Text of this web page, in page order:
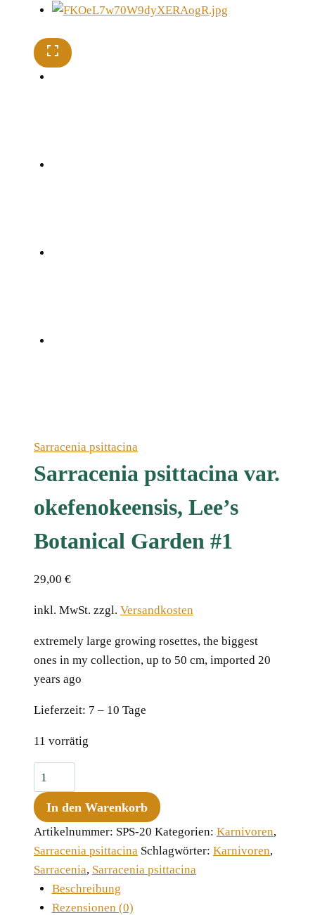
Sarracenia psittacina
Sarracenia psittacina var.
okefenokeensis, Lee’s
Botanical Garden #1
29,00 €
inkl. MwSt. zzgl. Versandkosten
extremely large growing rosettes, the biggest
ones in my collection, up to 50 cm, imported 20
years ago
Lieferzeit: 7 – 10 Tage
11 vorrätig
Sarracenia
psittacina
var.
okefenokeensis,
Lee's
Botanical
Garden
#1
In den Warenkorb
Artikelnummer: SPS-20 Kategorien: Karnivoren,
Sarracenia psittacina Schlagwörter: Karnivoren,
Sarracenia, Sarracenia psittacina
Beschreibung
Rezensionen (0)